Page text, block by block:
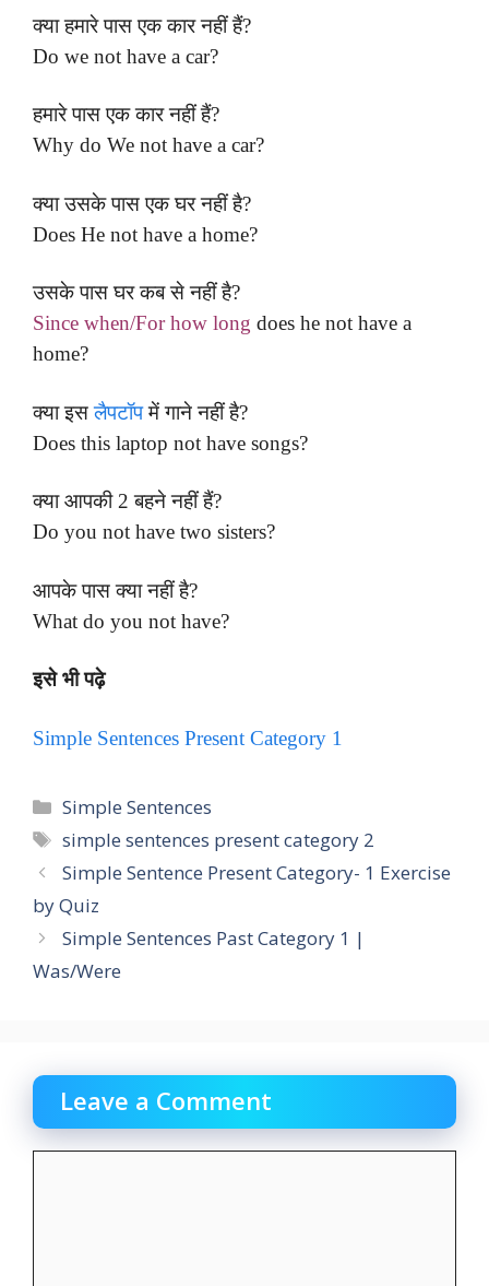
क्या हमारे पास एक कार नहीं हैं?
Do we not have a car?
हमारे पास एक कार नहीं हैं?
Why do We not have a car?
क्या उसके पास एक घर नहीं है?
Does He not have a home?
उसके पास घर कब से नहीं है?
Since when/For how long does he not have a
home?
क्या इसलैपटॉपमें गाने नहीं है?
Does this laptop not have songs?
क्या आपकी 2 बहने नहीं हैं?
Do you not have two sisters?
आपके पास क्या नहीं है?
What do you not have?
इसे भी पढ़े
Simple Sentences Present Category 1
Categories
Simple Sentences
Tags
simple sentences present category 2
Simple Sentence Present Category- 1 Exercise
by Quiz
Simple Sentences Past Category 1 |
Was/Were
Leave a Comment